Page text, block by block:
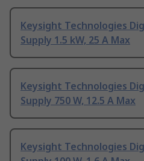
Keysight Technologies
Supply 1.5 kW, 25 A Max
Keysight Technologies
Supply 750 W, 12.5 A Max
Keysight Technologies